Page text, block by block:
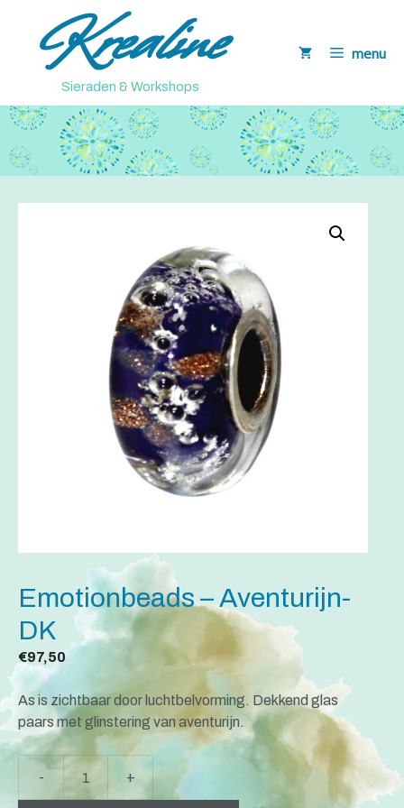
Krealine
Sieraden & Workshops
menu
Emotionbeads – Aventurijn-
DK
€97,50
As is zichtbaar door luchtbelvorming. Dekkend glas
paars met glinstering van aventurijn.
- +